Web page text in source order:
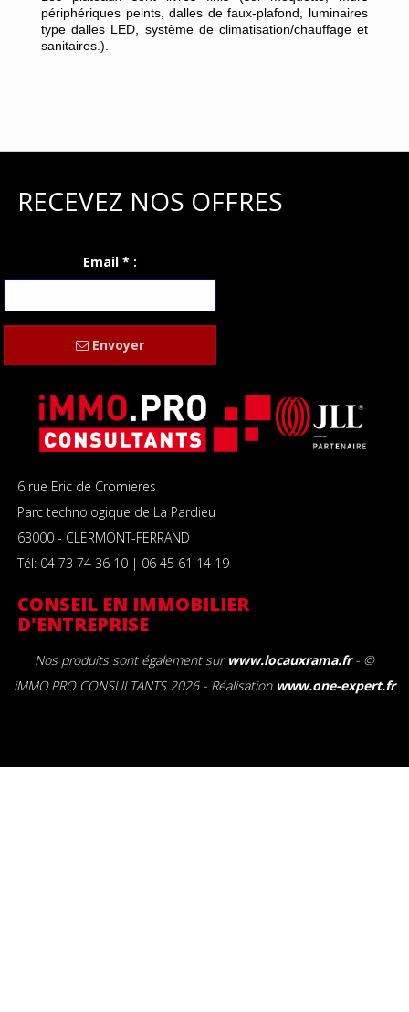
périphériques peints, dalles de faux-plafond, luminaires
type dalles LED, système de climatisation/chauffage et
sanitaires.).
RECEVEZ NOS OFFRES
Email * :
Envoyer
6 rue Eric de Cromieres
Parc technologique de La Pardieu
63000 - CLERMONT-FERRAND
Tél: 04 73 74 36 10 | 06 45 61 14 19
CONSEIL EN IMMOBILIER
D'ENTREPRISE
Nos produits sont également sur www.locauxrama.fr- ©
iMMO.PRO CONSULTANTS 2026 - Réalisation www.one-expert.fr